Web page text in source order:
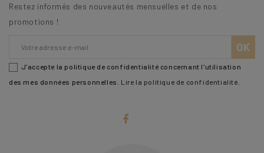
Restez informés des nouveautés mensuelles et de nos
promotions !
J'accepte la politique de confidentialité concernant l'utilisation
des mes données personnelles. Lire la politique de confidentialité